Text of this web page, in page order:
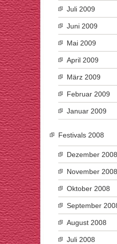
Juli 2009
Juni 2009
Mai 2009
April 2009
März 2009
Februar 2009
Januar 2009
Festivals 2008
Dezember 2008
November 2008
Oktober 2008
September
August 2008
Juli 2008